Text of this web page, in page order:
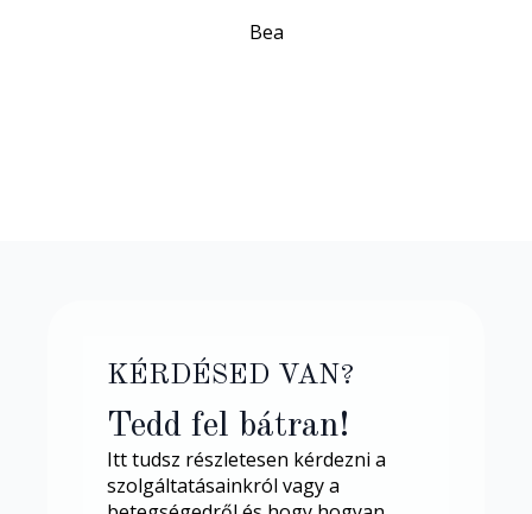
Bea
KÉRDÉSED VAN?
Tedd fel bátran!
Itt tudsz részletesen kérdezni a
szolgáltatásainkról vagy a